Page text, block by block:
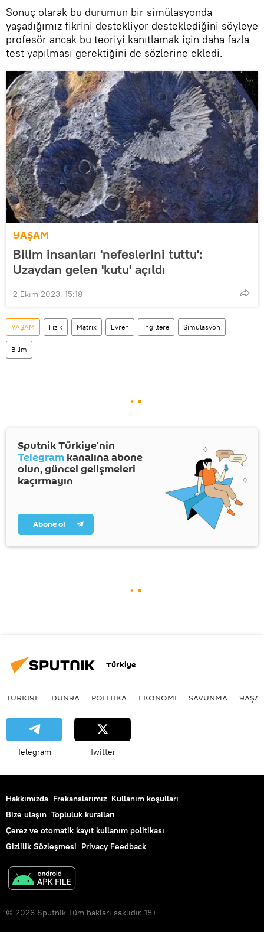
Sonuç olarak bu durumun bir simülasyonda
yaşadığımız fikrini destekliyor desteklediğini söyleye
profesör ancak bu teoriyi kanıtlamak için daha fazla
test yapılması gerektiğini de sözlerine ekledi.
YAŞAM
Bilim insanları 'nefeslerini tuttu':
Uzaydan gelen 'kutu' açıldı
2 Ekim 2023, 15:18
YAŞAM Fizik Matrix Evren İngiltere Simülasyon
Bilim
Sputnik Türkiye’nin
Telegram kanalına abone
olun, güncel gelişmeleri
kaçırmayın
Abone ol
Türkiye
TÜRKIYE DÜNYA POLİTİKA EKONOMİ SAVUNMA
Telegram Twitter
Hakkımızda Frekanslarımız Kullanım koşulları
Bize ulaşın Topluluk kuralları
Çerez ve otomatik kayıt kullanım politikası
Gizlilik Sözleşmesi Privacy Feedback
© 2026 Sputnik Tüm hakları saklıdır. 18+